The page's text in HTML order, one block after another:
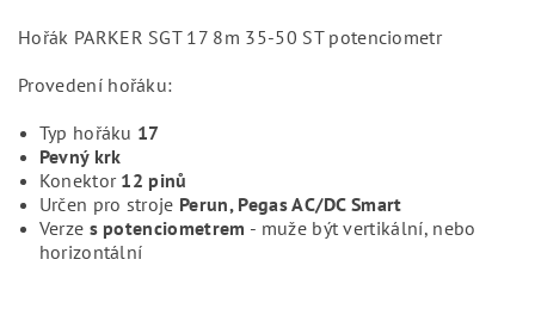
Hořák PARKER SGT 17 8m 35-50 ST potenciometr
Provedení hořáku:
Typ hořáku 17
Pevný krk
Konektor 12 pinů
Určen pro stroje Perun, Pegas AC/DC Smart
Verze s potenciometrem - muže být vertikální, nebo
horizontální